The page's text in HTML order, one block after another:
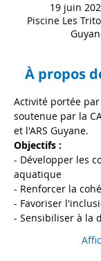
19 juin
Piscine Les
À propos
Activité portée
soutenue par la
et l'ARS Guyane.
Objectifs :
- Développer les
aquatique
- Renforcer la
- Favoriser
- Sensibiliser à la